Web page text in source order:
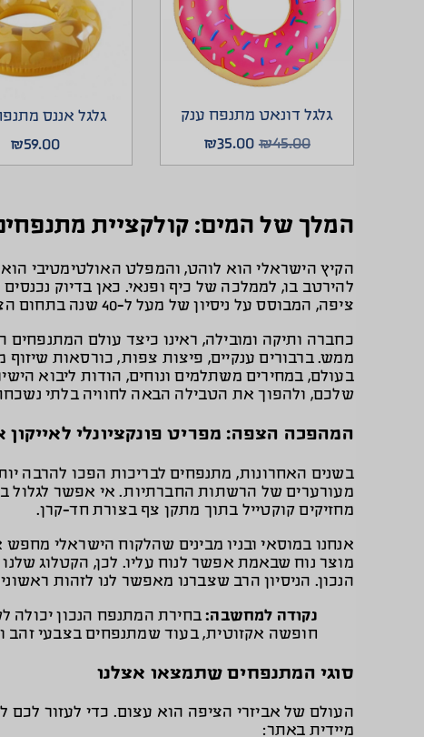
גלגל דונאט מתנפח ענק
₪45.00
₪35.00
גלגל אננס
₪59.00
המלך של המים: קולקציית
הקיץ הישראלי הוא לוהט, והמפלט האולטימטיבי
להירטב בו, לממלכה של כיף ופנאי. כאן בדיוק
ציפה, המבוסס על ניסיון של מעל ל-40 שנה בתחום הצעצועים והפנאי.
כחברה ותיקה ומובילה, ראינו כיצד עולם
ממש. ברבורים ענקיים, פיצות צפות, כורסאות
בעולם, במחירים משתלמים ונוחים, הודות ליבוא
שלכם, ולהפוך את הטבילה הבאה לחוויה בלתי
המהפכה הצפה: מפריט פונקציונלי לאייקון
בשנים האחרונות, מתנפחים לבריכות הפכו להרבה
מעורערים של הרשתות החברתיות. אי אפשר לגלול
מחזיקים קוקטייל בתוך מתקן צף בצורת חד-קרן.
אנחנו במוסאי ובניו מבינים שהלקוח הישראלי
מוצר נוח שבאמת אפשר לנוח עליו. לכן, הקטלוג
הנכון. הניסיון הרב שצברנו מאפשר לנו לזהות
נקודה למחשבה:בחירת המתנפח הנכון יכולה
חופשה אקזוטית, בעוד שמתנפחים בצבעי זהב
סוגי המתנפחים שתמצאו אצלנו
העולם של אביזרי הציפה הוא עצום. כדי לעזור לכם
מיידית באתר: